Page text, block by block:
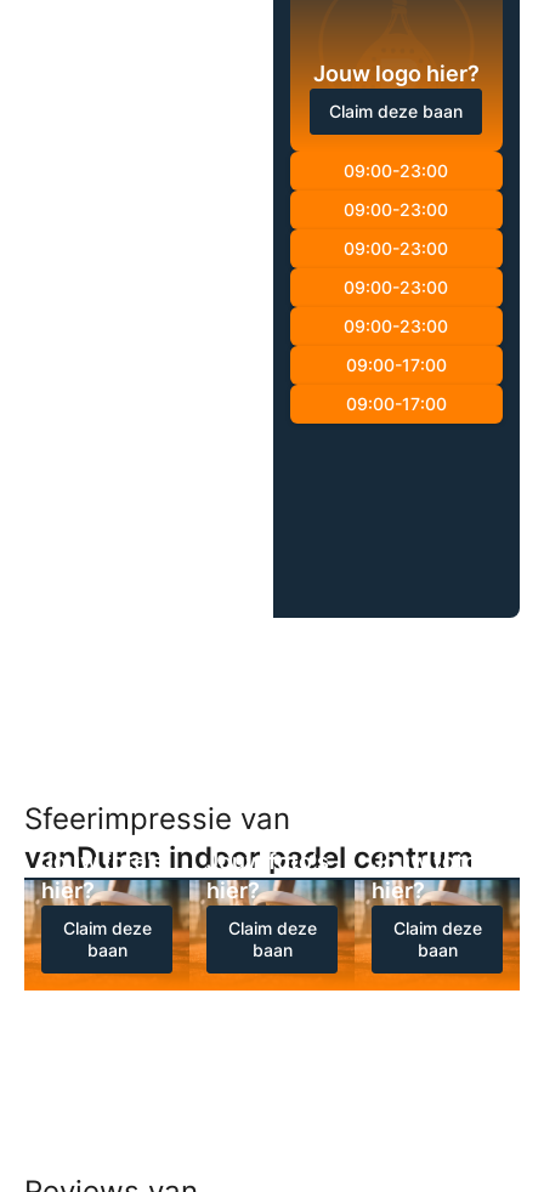
Jouw logo hier?
Claim deze baan
09:00-23:00
09:00-23:00
09:00-23:00
09:00-23:00
09:00-23:00
09:00-17:00
09:00-17:00
Sfeerimpressie van
vanDuren indoor padel centrum
Jouw foto's
hier?
Claim deze
baan
Jouw foto's
hier?
Claim deze
baan
Jouw foto's
hier?
Claim deze
baan